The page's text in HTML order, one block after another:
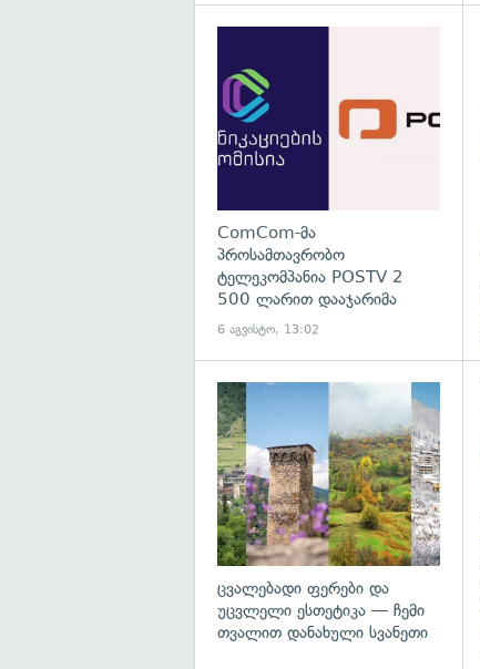
ComCom-მა
პროსამთავრობო
ტელეკომპანია POSTV 2
500 ლარით დააჯარიმა
6 აგვისტო, 13:02
ცვალებადი ფერები და
უცვლელი ესთეტიკა — ჩემი
თვალით დანახული სვანეთი